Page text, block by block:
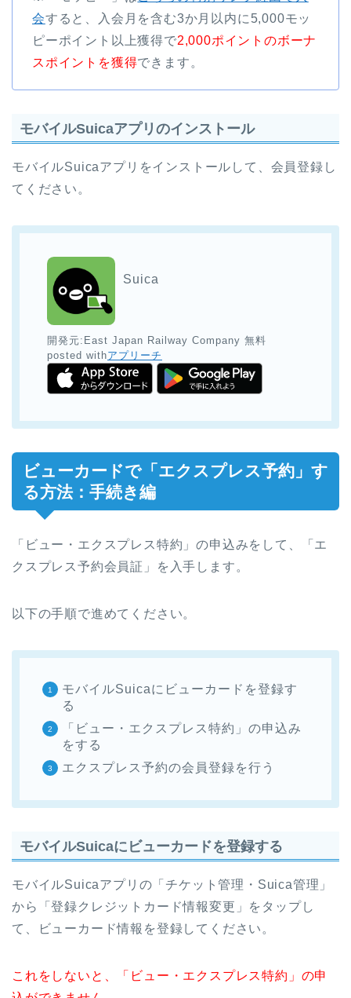
会すると、入会月を含む3か月以内に5,000モッ
ピーポイント以上獲得で2,000ポイントのボーナ
スポイントを獲得できます。
モバイルSuicaアプリのインストール
モバイルSuicaアプリをインストールして、会員登録し
てください。
Suica
開発元: East Japan Railway Company 無料
posted withアプリーチ
ビューカードで「エクスプレス予約」す
る方法：手続き編
「ビュー・エクスプレス特約」の申込みをして、「エ
クスプレス予約会員証」を入手します。
以下の手順で進めてください。
モバイルSuicaにビューカードを登録す
る
「ビュー・エクスプレス特約」の申込み
をする
エクスプレス予約の会員登録を行う
モバイルSuicaにビューカードを登録する
モバイルSuicaアプリの「チケット管理・Suica管理」
から「登録クレジットカード情報変更」をタップし
て、ビューカード情報を登録してください。
これをしないと、「ビュー・エクスプレス特約」の申